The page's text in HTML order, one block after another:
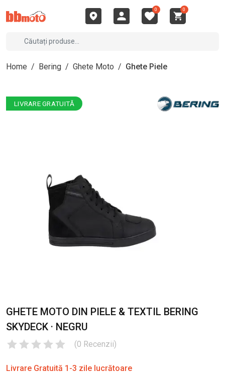
0 0
Home / Bering / Ghete Moto / Ghete Piele
LIVRARE GRATUITĂ
GHETE MOTO DIN PIELE & TEXTIL BERING
SKYDECK · NEGRU
(0 Recenzii)
Livrare Gratuită 1-3 zile lucrătoare